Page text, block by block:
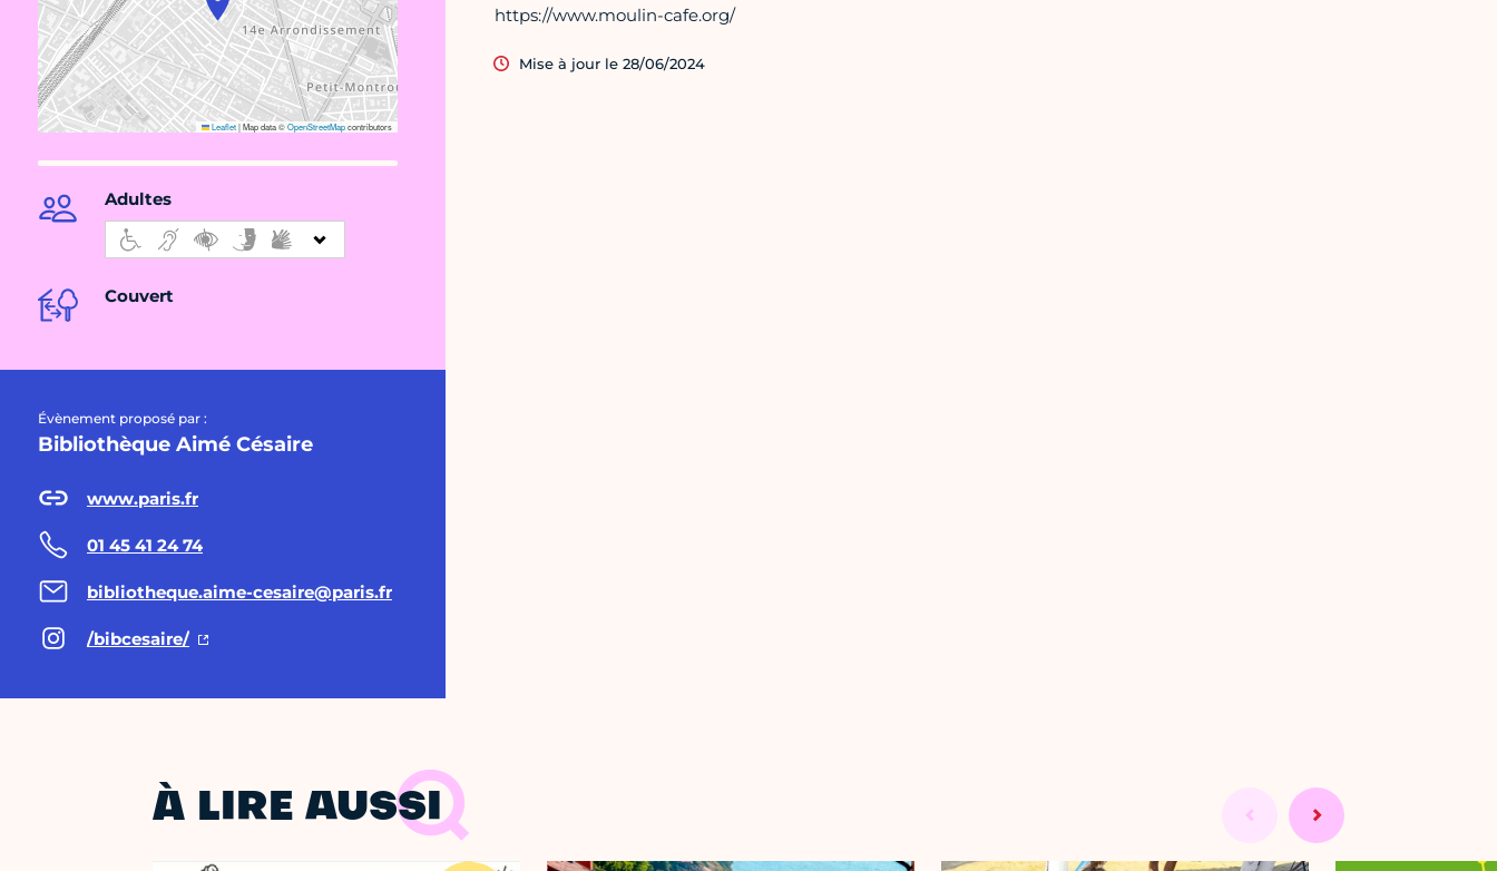
Leaflet|Map data ©OpenStreetMapcontributors
Adultes
Couvert
Évènement proposé par :
Bibliothèque Aimé Césaire
www.paris.fr
01 45 41 24 74
bibliotheque.aime-cesaire@paris.fr
/bibcesaire/
https://www.moulin-cafe.org/
Mise à jour le 28/06/2024
À LIRE AUSSI